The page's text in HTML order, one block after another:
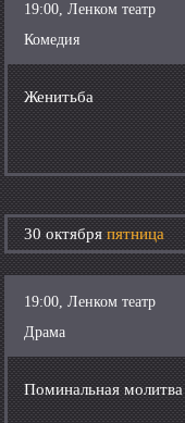
19:00, Ленком театр
Комедия
Женитьба
30 октябряпятница
19:00, Ленком театр
Драма
Поминальная молитва